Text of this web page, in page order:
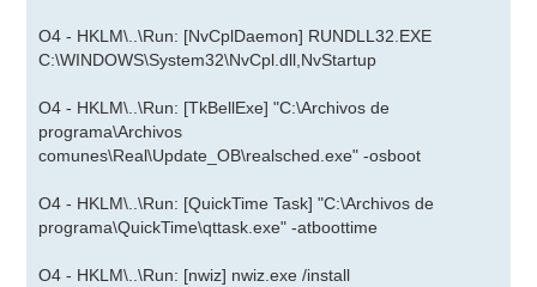
O4 - HKLM\..\Run: [NvCplDaemon] RUNDLL32.EXE
C:\WINDOWS\System32\NvCpl.dll,NvStartup
O4 - HKLM\..\Run: [TkBellExe] "C:\Archivos de
programa\Archivos
comunes\Real\Update_OB\realsched.exe" -osboot
O4 - HKLM\..\Run: [QuickTime Task] "C:\Archivos de
programa\QuickTime\qttask.exe" -atboottime
O4 - HKLM\..\Run: [nwiz] nwiz.exe /install